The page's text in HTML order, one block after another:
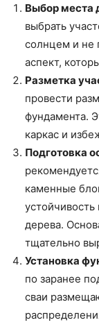
Выбор места
выбрать
солнцем и не
аспект,
Разметка
провести
фундамента.
каркас и
Подготовка
каменные
дерева.
тщательно
Установка
по заранее
сваи